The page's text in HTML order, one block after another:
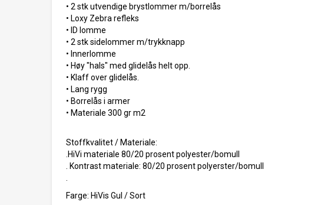
• 2 stk utvendige brystlommer m/borrelås
• Loxy Zebra refleks
• ID lomme
• 2 stk sidelommer m/trykknapp
• Innerlomme
• Høy "hals" med glidelås helt opp.
• Klaff over glidelås.
• Lang rygg
• Borrelås i armer
• Materiale 300 gr m2
Stoffkvalitet / Materiale:
.HiVi materiale 80/20 prosent polyester/bomull
. Kontrast materiale: 80/20 prosent polyerster/bomull
Farge: HiVis Gul / Sort